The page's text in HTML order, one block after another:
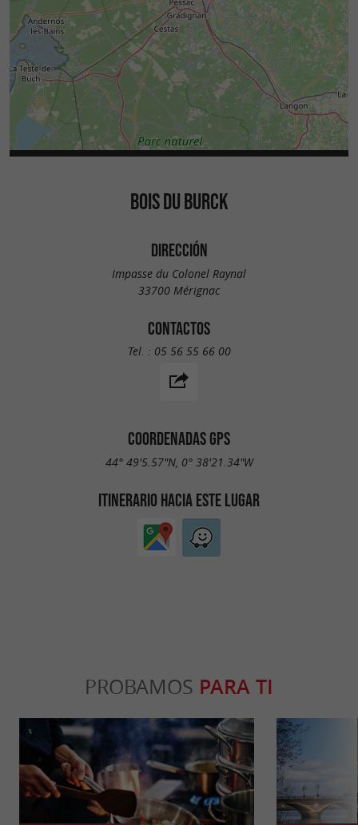
BOIS DU BURCK
DIRECCIÓN
Impasse du Colonel Raynal
33700 Mérignac
CONTACTOS
Tel. : 05 56 55 66 00
COORDENADAS GPS
44° 49'5.57"N, 0° 38'21.34"W
ITINERARIO HACIA ESTE LUGAR
PROBAMOS PARA TI